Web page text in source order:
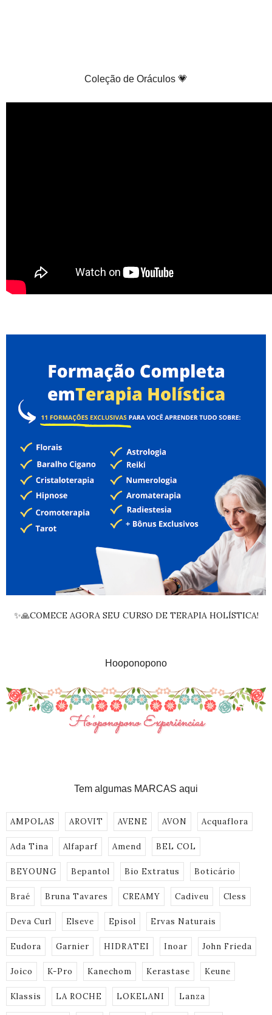
Coleção de Oráculos 💗
✨🙏COMECE AGORA SEU CURSO DE TERAPIA HOLÍSTICA!
Hooponopono
Tem algumas MARCAS aqui
AMPOLAS AROVIT AVENE AVON Acquaflora
Ada Tina Alfaparf Amend BEL COL
BEYOUNG Bepantol Bio Extratus Boticário
Braé Bruna Tavares CREAMY Cadiveu Cless
Deva Curl Elseve Episol Ervas Naturais
Eudora Garnier HIDRATEI Inoar John Frieda
Joico K-Pro Kanechom Kerastase Keune
Klassis LA ROCHE LOKELANI Lanza